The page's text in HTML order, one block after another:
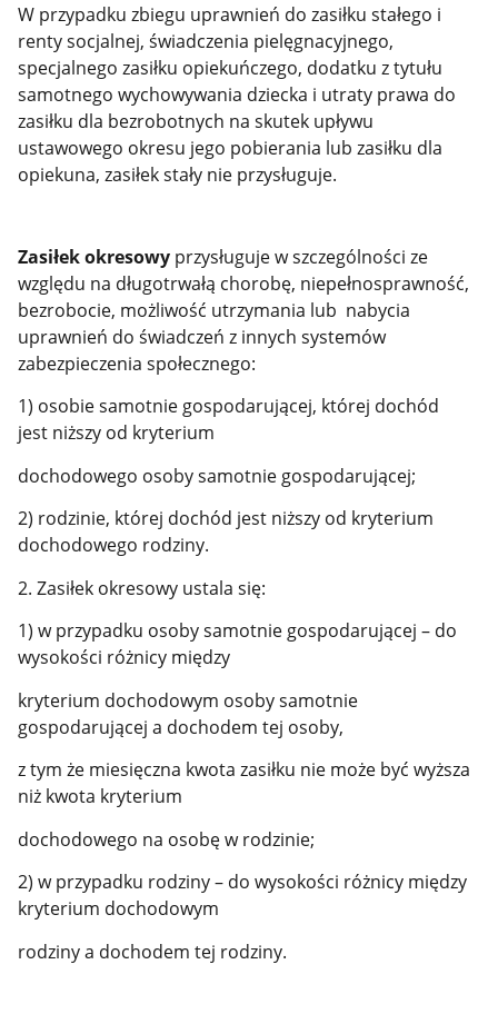
W przypadku zbiegu uprawnień do zasiłku stałego i
renty socjalnej, świadczenia pielęgnacyjnego,
specjalnego zasiłku opiekuńczego, dodatku z tytułu
samotnego wychowywania dziecka i utraty prawa do
zasiłku dla bezrobotnych na skutek upływu
ustawowego okresu jego pobierania lub zasiłku dla
opiekuna, zasiłek stały nie przysługuje.
Zasiłek okresowyprzysługuje w szczególności ze
względu na długotrwałą chorobę, niepełnosprawność,
bezrobocie, możliwość utrzymania lub nabycia
uprawnień do świadczeń z innych systemów
zabezpieczenia społecznego:
1) osobie samotnie gospodarującej, której dochód
jest niższy od kryterium
dochodowego osoby samotnie gospodarującej;
2) rodzinie, której dochód jest niższy od kryterium
dochodowego rodziny.
2. Zasiłek okresowy ustala się:
1) w przypadku osoby samotnie gospodarującej – do
wysokości różnicy między
kryterium dochodowym osoby samotnie
gospodarującej a dochodem tej osoby,
z tym że miesięczna kwota zasiłku nie może być wyższa
niż kwota kryterium
dochodowego na osobę w rodzinie;
2) w przypadku rodziny – do wysokości różnicy między
kryterium dochodowym
rodziny a dochodem tej rodziny.